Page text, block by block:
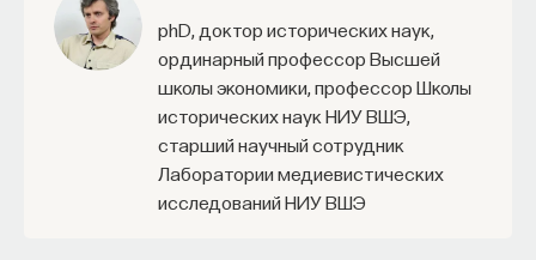
PhD, доктор исторических наук,
ординарный профессор Высшей
школы экономики, профессор Школы
исторических наук НИУ ВШЭ,
старший научный сотрудник
Лаборатории медиевистических
исследований НИУ ВШЭ
запущена серия спецпроектов, рассказывающих
о разных индустриях и их устройстве.​
Если у вас есть STEM-образование или опыт
в исследовательской сфере — это ваш шанс
выйти на глобальный уровень. Помогите вместе
приблизить Четвёртую индустриальную